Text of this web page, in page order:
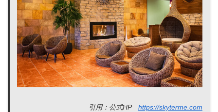
引用：公式HP https://skyterme.com